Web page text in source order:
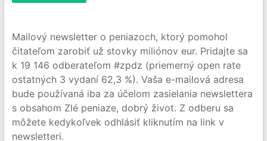
Mailový newsletter o peniazoch, ktorý pomohol
čitateľom zarobiť už stovky miliónov eur. Pridajte sa
k 19 146 odberateľom #zpdz (priemerný open rate
ostatných 3 vydaní 62,3 %). Vaša e-mailová adresa
bude používaná iba za účelom zasielania newslettera
s obsahom Zlé peniaze, dobrý život. Z odberu sa
môžete kedykoľvek odhlásiť kliknutím na link v
newsletteri.